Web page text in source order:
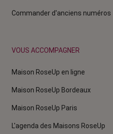
Commander d'anciens numéros
VOUS ACCOMPAGNER
Maison RoseUp en ligne
Maison RoseUp Bordeaux
Maison RoseUp Paris
L'agenda des Maisons RoseUp